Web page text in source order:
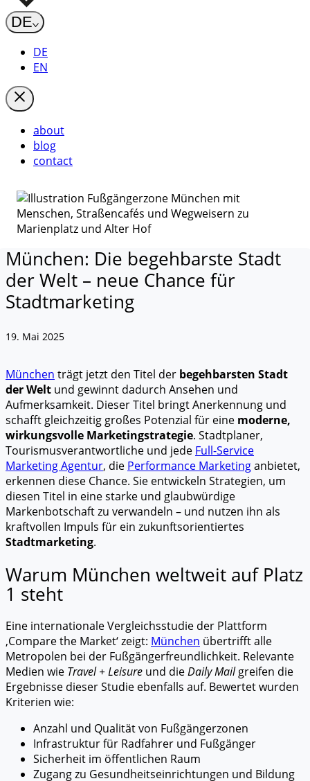
DE
DE
EN
about
blog
contact
München: Die begehbarste Stadt
der Welt – neue Chance für
Stadtmarketing
19. Mai 2025
München trägt jetzt den Titel der begehbarsten Stadt
der Welt und gewinnt dadurch Ansehen und
Aufmerksamkeit. Dieser Titel bringt Anerkennung und
schafft gleichzeitig großes Potenzial für eine moderne,
wirkungsvolle Marketingstrategie. Stadtplaner,
Tourismusverantwortliche und jede Full-Service
Marketing Agentur, die Performance Marketinganbietet,
erkennen diese Chance. Sie entwickeln Strategien, um
diesen Titel in eine starke und glaubwürdige
Markenbotschaft zu verwandeln – und nutzen ihn als
kraftvollen Impuls für ein zukunftsorientiertes
Stadtmarketing.
Warum München weltweit auf Platz
1 steht
Eine internationale Vergleichsstudie der Plattform
‚Compare the Market‘ zeigt: München übertrifft alle
Metropolen bei der Fußgängerfreundlichkeit. Relevante
Medien wie Travel + Leisure und dieDaily Mailgreifen die
Ergebnisse dieser Studie ebenfalls auf. Bewertet wurden
Kriterien wie:
Anzahl und Qualität von Fußgängerzonen
Infrastruktur für Radfahrer und Fußgänger
Sicherheit im öffentlichen Raum
Zugang zu Gesundheitseinrichtungen und Bildung